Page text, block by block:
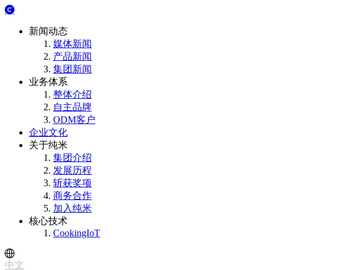
新闻动态
媒体新闻
产品新闻
集团新闻
业务体系
整体介绍
自主品牌
ODM客户
企业文化
关于纯米
集团介绍
发展历程
斩获奖项
商务合作
加入纯米
核心技术
CookingIoT
中文